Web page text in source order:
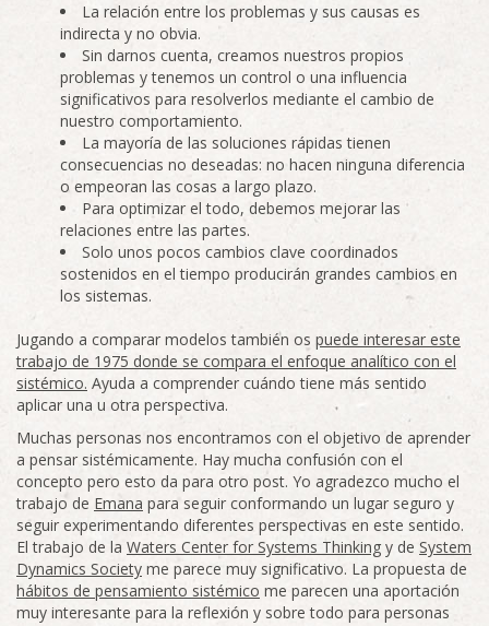
La relación entre los problemas y sus causas es
indirecta y no obvia.
Sin darnos cuenta, creamos nuestros propios
problemas y tenemos un control o una influencia
significativos para resolverlos mediante el cambio de
nuestro comportamiento.
La mayoría de las soluciones rápidas tienen
consecuencias no deseadas: no hacen ninguna diferencia
o empeoran las cosas a largo plazo.
Para optimizar el todo, debemos mejorar las
relaciones entre las partes.
Solo unos pocos cambios clave coordinados
sostenidos en el tiempo producirán grandes cambios en
los sistemas.
Jugando a comparar modelos también os puede interesar este
trabajo de 1975 donde se compara el enfoque analítico con el
sistémico. Ayuda a comprender cuándo tiene más sentido
aplicar una u otra perspectiva.
Muchas personas nos encontramos con el objetivo de aprender
a pensar sistémicamente. Hay mucha confusión con el
concepto pero esto da para otro post. Yo agradezco mucho el
trabajo de Emana para seguir conformando un lugar seguro y
seguir experimentando diferentes perspectivas en este sentido.
El trabajo de la Waters Center for Systems Thinking y de System
Dynamics Society me parece muy significativo. La propuesta de
hábitos de pensamiento sistémico me parecen una aportación
muy interesante para la reflexión y sobre todo para personas